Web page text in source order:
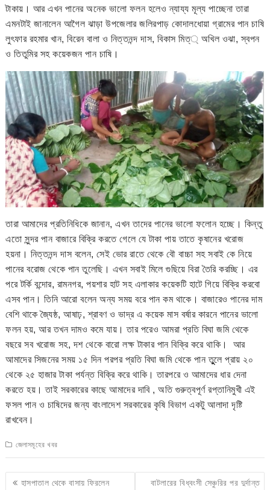
টাকায়। আর এখন পানের অনেক ভালো ফলন হলেও ন্যায্য মূল্য পাচ্ছেনা তারা
এমনটাই জানালেন আগৈল ঝাড়া উপজেলার জলিরপাড় কোদালধোয়া গ্রামের পান চাষি
লুৎফার রহমার খান, বিরেন বালা ও নিত্তনন্দ দাস, বিকাস মিত্্‌ অখিল ওঝা, স্বপন
ও তিতুমির সহ কয়েকজন পান চাষি।
তারা আমাদের প্রতিনিধিকে জানান, এখন তাদের পানের ভালো ফলোন হচ্ছে। কিন্তু
এতো সুন্দর পান বাজারে বিক্রি করতে গেলে যে টাকা পায় তাতে কৃষানের খরোজ
হয়না। নিত্তনন্দ দাস বলেন, সেই ভোর রাতে থেকে বৌ বাচ্চা সহ সবাই কে নিয়ে
পানের বরোজ থেকে পান তুলেছি। এখন সবাই মিলে গুছিয়ে বিরা তৈরি করচ্ছি। এর
পরে টর্কি বন্দোর, রামনগর, পয়শার হাট সহ এলাকার কয়েকটি হাটে গিয়ে বিক্রি করবো
এসব পান। তিনি আরো বলেন অন্য সময় বরে পান কম থাকে। বাজারেও পানের দাম
বেশি থাকে জ্যৈষ্ঠ, আষাঢ়, শ্রাবণ ও ভাদ্র এ কয়েক মাস বর্ষার কারনে পানের ভালো
ফলন হয়, আর তখন দামও কমে যায়। তার পরেও আমরা প্রতি বিঘা জমি থেকে
বছরে সব খরোজ সহ, দশ থেকে বারো লক্ষ টাকার পান বিক্রি করে থাকি। আর
আমাদের সিজনের সময় ১৫ দিন পরপর প্রতি বিঘা জমি থেকে পান তুুুলে প্রায় ২০
থেকে ২৫ হাজার টাকা পর্যন্ত বিক্রি করে থাকি। তারপরে ও আমাদের ধার দেনা
করতে হয়। তাই সরকারের কাছে আমাদের দাবি , অতি গুরুত্বপূর্ণ রপ্তানিমুখী এই
ফসল পান ও চাষিদের জন্য বাংলাদেশ সরকারের কৃষি বিভাগ একটু আলাদা দৃষ্টি
রাখবেন।
জেলাসমূহের খবর
Post
হাসপাতাল থেকে বাসায় ফিরলেন
বাটলারের বিধ্বংসী সেঞ্চুরির পর দুর্দান্ত